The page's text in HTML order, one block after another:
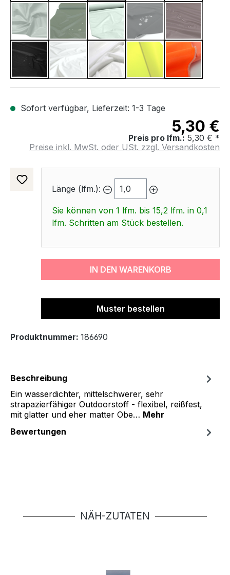
Zink Grau
(Diese Option ist zurzeit nicht verfügbar.)
Oliv Khaki
(Diese Option ist zurzeit nicht verfügbar.)
Hell Grau Dunkel Grau
(Diese Option ist
Dunkel
(Diese
Schwarz Weiß
(Diese Option ist zurzeit nicht verfügbar.)
TransparentNeon Gelb
(Diese Option ist zurzeit
Neon Hell
Sofort verfügbar, Lieferzeit: 1-3 Tage
5,30 €
Preis pro lfm.: 5,30 € *
Preise inkl. MwSt. oder USt. zzgl. Versandkosten
Länge (lfm.):
Sie können von 1 lfm. bis 15,2 lfm. in 0,1
lfm. Schritten am Stück bestellen.
IN DEN WARENKORB
Muster bestellen
Produktnummer: 186690
Beschreibung
Ein wasserdichter, mittelschwerer, sehr
strapazierfähiger Outdoorstoff - flexibel, reißfest,
mit glatter und eher matter Obe… Mehr
Bewertungen
Produktgalerie überspringen
NÄH-ZUTATEN